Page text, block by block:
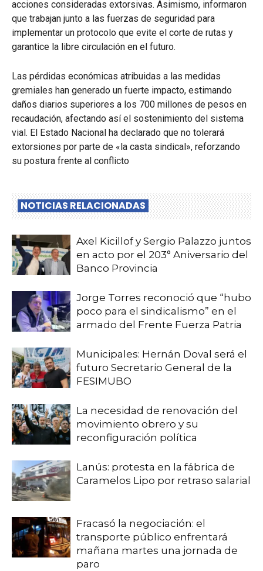
acciones consideradas extorsivas. Asimismo, informaron
que trabajan junto a las fuerzas de seguridad para
implementar un protocolo que evite el corte de rutas y
garantice la libre circulación en el futuro.
Las pérdidas económicas atribuidas a las medidas
gremiales han generado un fuerte impacto, estimando
daños diarios superiores a los 700 millones de pesos en
recaudación, afectando así el sostenimiento del sistema
vial. El Estado Nacional ha declarado que no tolerará
extorsiones por parte de «la casta sindical», reforzando
su postura frente al conflicto
NOTICIAS RELACIONADAS
Axel Kicillof y Sergio Palazzo juntos
en acto por el 203° Aniversario del
Banco Provincia
Jorge Torres reconoció que “hubo
poco para el sindicalismo” en el
armado del Frente Fuerza Patria
Municipales: Hernán Doval será el
futuro Secretario General de la
FESIMUBO
La necesidad de renovación del
movimiento obrero y su
reconfiguración política
Lanús: protesta en la fábrica de
Caramelos Lipo por retraso salarial
Fracasó la negociación: el
transporte público enfrentará
mañana martes una jornada de
paro